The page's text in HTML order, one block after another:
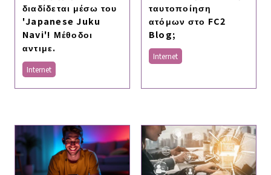
διαδίδεται μέσω του
'Japanese Juku
Navi'! Μέθοδοι
αντιμε.
Internet
ταυτοποίηση
ατόμων στο FC2
Blog;
Internet